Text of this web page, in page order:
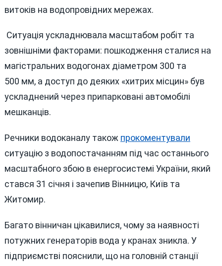
витоків на водопровідних мережах.
Ситуація ускладнювала масштабом робіт та
зовнішніми факторами: пошкодження сталися на
магістральних водогонах діаметром 300 та
500 мм, а доступ до деяких «хитрих місцин» був
ускладнений через припарковані автомобілі
мешканців.
Речники водоканалу також прокоментували
ситуацію з водопостачанням під час останнього
масштабного збою в енергосистемі України, який
стався 31 січня і зачепив Вінницю, Київ та
Житомир.
Багато вінничан цікавилися, чому за наявності
потужних генераторів вода у кранах зникла. У
підприємстві пояснили, що на головній станції